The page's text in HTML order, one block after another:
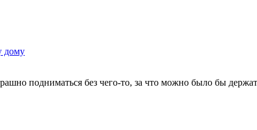
дому
подниматься без чего-то, за что можно было бы